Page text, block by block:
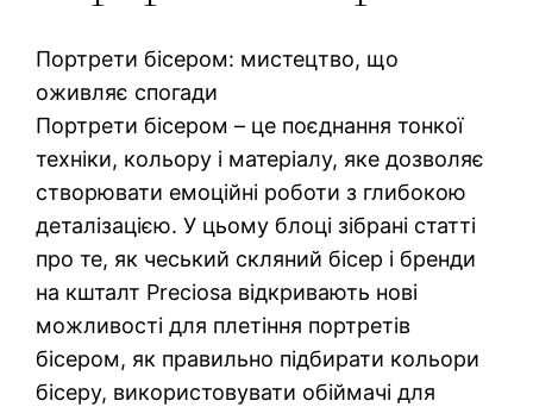
Портрети бісером: мистецтво, що
оживляє спогади
Портрети бісером – це поєднання тонкої
техніки, кольору і матеріалу, яке дозволяє
створювати емоційні роботи з глибокою
деталізацією. У цьому блоці зібрані статті
про те, як чеський скляний бісер і бренди
на кшталт Preciosa відкривають нові
можливості для плетіння портретів
бісером, як правильно підбирати кольори
бісеру, використовувати обіймачі для